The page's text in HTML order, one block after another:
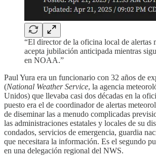
“El director de la oficina local de alertas
acepta jubilación anticipada mientras
en NOAA.”
Paul Yura era un funcionario con 32 años de
(National Weather Service, la agencia
Unidos) que llevaba casi dos décadas en la
puesto era el de coordinador de alertas
de diseminar las a menudo complicadas
las administraciones estatales y locales de su
condados, servicios de emergencia, guardia
que necesitara la información. Es el segundo
en una delegación regional del NWS.